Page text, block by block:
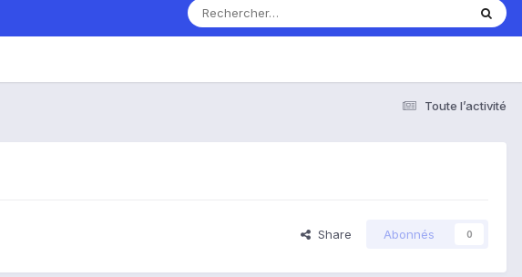
Toute l’activité
Share Abonnés 0